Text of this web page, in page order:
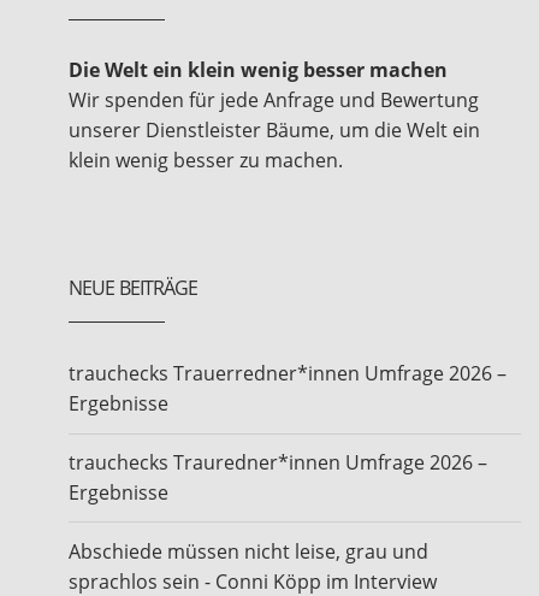
Die Welt ein klein wenig besser machen
Wir spenden für jede Anfrage und Bewertung
unserer Dienstleister Bäume, um die Welt ein
klein wenig besser zu machen.
NEUE BEITRÄGE
trauchecks Trauerredner*innen Umfrage 2026 –
Ergebnisse
trauchecks Trauredner*innen Umfrage 2026 –
Ergebnisse
Abschiede müssen nicht leise, grau und
sprachlos sein - Conni Köpp im Interview